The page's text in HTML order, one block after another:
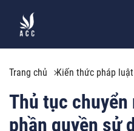
Trang chủ Kiến thức pháp luật
Thủ tục
phần quyền sử